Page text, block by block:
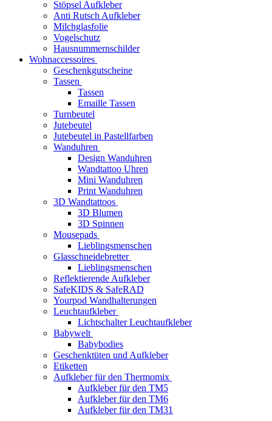
Stöpsel Aufkleber
Anti Rutsch Aufkleber
Milchglasfolie
Vogelschutz
Hausnummernschilder
Wohnaccessoires
Geschenkgutscheine
Tassen
Tassen
Emaille Tassen
Turnbeutel
Jutebeutel
Jutebeutel in Pastellfarben
Wanduhren
Design Wanduhren
Wandtattoo Uhren
Mini Wanduhren
Print Wanduhren
3D Wandtattoos
3D Blumen
3D Spinnen
Mousepads
Lieblingsmenschen
Glasschneidebretter
Lieblingsmenschen
Reflektierende Aufkleber
SafeKIDS & SafeRAD
Yourpod Wandhalterungen
Leuchtaufkleber
Lichtschalter Leuchtaufkleber
Babywelt
Babybodies
Geschenktüten und Aufkleber
Etiketten
Aufkleber für den Thermomix
Aufkleber für den TM5
Aufkleber für den TM6
Aufkleber für den TM31